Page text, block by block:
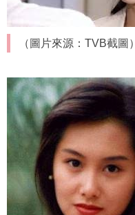
（圖片來源：TVB截圖）